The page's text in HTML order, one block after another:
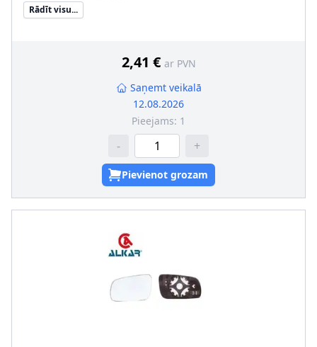
Montāža/demontāža jāveic kvalificētam personālam!
Rādīt visu...
2,41 € ar PVN
Saņemt veikalā
12.08.2026
Pieejams: 1
- +
Pievienot grozam